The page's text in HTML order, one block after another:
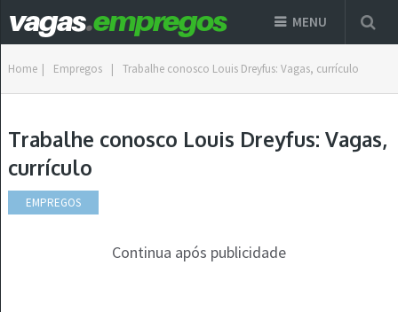
MENU
Home | Empregos | Trabalhe conosco Louis Dreyfus: Vagas, currículo
Trabalhe conosco Louis Dreyfus: Vagas,
currículo
EMPREGOS
Continua após publicidade